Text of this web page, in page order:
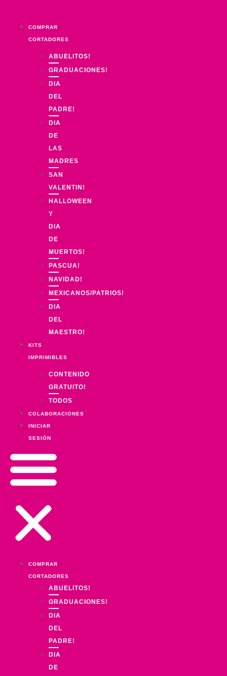
contenidoCOMPRAR
CORTADORES
ABUELITOS!
GRADUACIONES!
DIA
DEL
PADRE!
DIA
DE
LAS
MADRES
SAN
VALENTIN!
HALLOWEEN
Y
DIA
DE
MUERTOS!
PASCUA!
NAVIDAD!
MEXICANOS/PATRIOS!
DIA
DEL
MAESTRO!
KITS
IMPRIMIBLES
CONTENIDO
GRATUITO!
TODOS
COLABORACIONES
INICIAR
SESIÓN
COMPRAR
CORTADORES
ABUELITOS!
GRADUACIONES!
DIA
DEL
PADRE!
DIA
DE